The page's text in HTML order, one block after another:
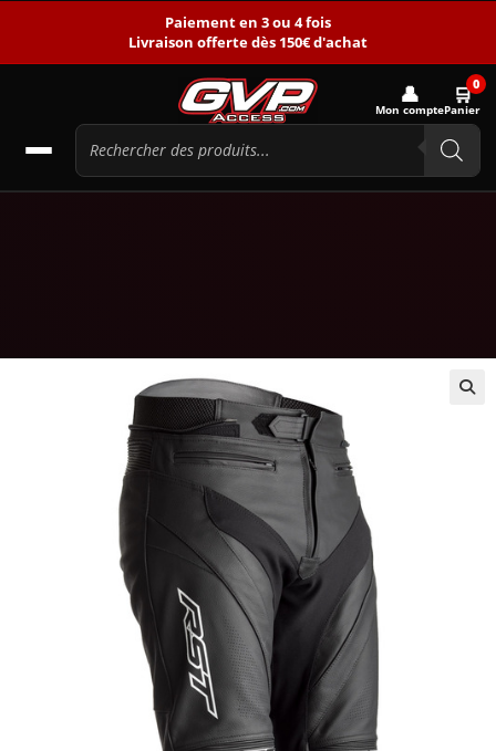
Paiement en 3 ou 4 fois
Livraison offerte dès 150€ d'achat
👤
Mon compte
🛒0
Panier